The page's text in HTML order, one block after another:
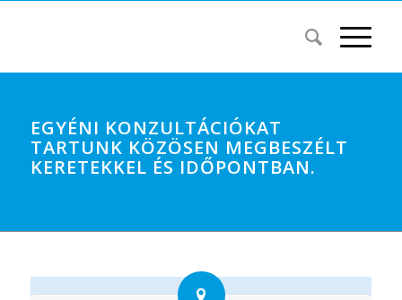
EGYÉNI KONZULTÁCIÓKAT
TARTUNK KÖZÖSEN MEGBESZÉLT
KERETEKKEL ÉS IDŐPONTBAN.